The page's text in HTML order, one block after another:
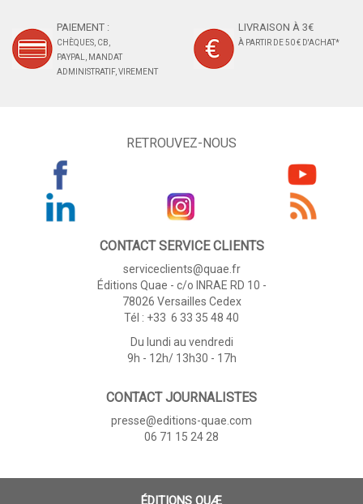
PAIEMENT :
CHÈQUES, CB,
PAYPAL, MANDAT
ADMINISTRATIF, VIREMENT
LIVRAISON À 3€
À PARTIR DE 50 € D'ACHAT*
RETROUVEZ-NOUS
CONTACT SERVICE CLIENTS
serviceclients@quae.fr
Éditions Quae - c/o INRAE RD 10 -
78026 Versailles Cedex
Tél : +33 6 33 35 48 40
Du lundi au vendredi
9h - 12h/ 13h30 - 17h
CONTACT JOURNALISTES
presse@editions-quae.com
06 71 15 24 28
ÉDITIONS QUÆ